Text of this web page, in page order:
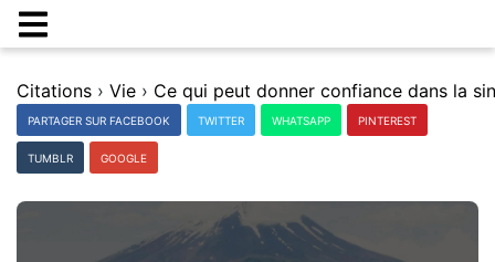
Citations › Vie ›
PARTAGER SUR FACEBOOK TWITTER WHATSAPP PINTEREST
TUMBLR GOOGLE